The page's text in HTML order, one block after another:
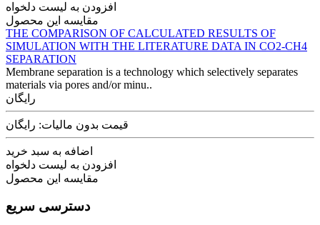
افزودن به لیست دلخواه
مقایسه این محصول
THE COMPARISON OF CALCULATED RESULTS OF
SIMULATION WITH THE LITERATURE DATA IN CO2-CH4
SEPARATION
Membrane separation is a technology which selectively separates
materials via pores and/or minu..
رایگان
قیمت بدون مالیات: رایگان
اضافه به سبد خرید
افزودن به لیست دلخواه
مقایسه این محصول
دسترسی سریع